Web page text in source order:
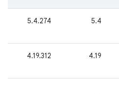
‎5.4
5.4.274
4.19
4.19.312